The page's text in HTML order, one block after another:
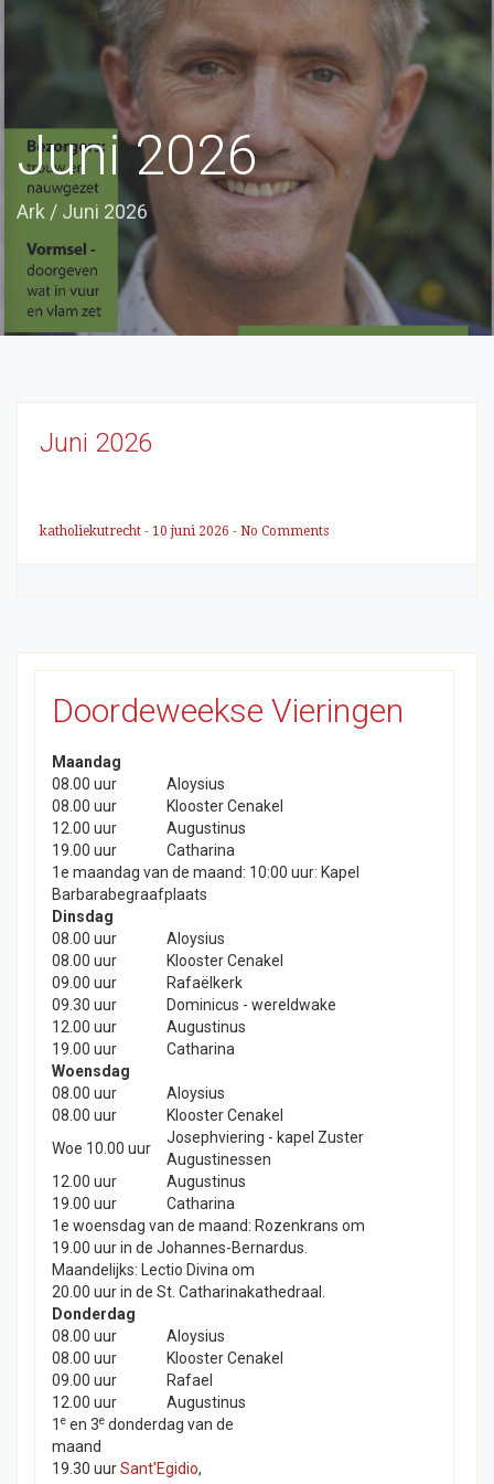
Juni 2026
Ark / Juni 2026
Juni 2026
katholiekutrecht - 10 juni 2026 - No Comments
Doordeweekse Vieringen
Maandag
08.00 uur
Aloysius
08.00 uur
Klooster Cenakel
12.00 uur
Augustinus
19.00 uur
Catharina
1e maandag van de maand: 10:00 uur: Kapel
Barbarabegraafplaats
Dinsdag
08.00 uur
Aloysius
08.00 uur
Klooster Cenakel
09.00 uur
Rafaëlkerk
09.30 uur
Dominicus - wereldwake
12.00 uur
Augustinus
19.00 uur
Catharina
Woensdag
08.00 uur
Aloysius
08.00 uur
Klooster Cenakel
Woe 10.00 uur
Josephviering - kapel Zuster
Augustinessen
12.00 uur
Augustinus
19.00 uur
Catharina
1e woensdag van de maand: Rozenkrans om
19.00 uur in de Johannes-Bernardus.
Maandelijks: Lectio Divina om
20.00 uur in de St. Catharinakathedraal.
Donderdag
08.00 uur
Aloysius
08.00 uur
Klooster Cenakel
09.00 uur
Rafael
12.00 uur
Augustinus
1 e en 3e donderdag van de
maand
19.30 uurSant'Egidio,